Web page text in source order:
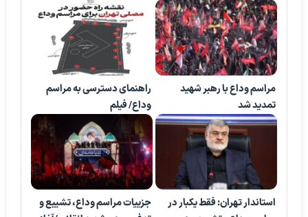
مراسم وداع با رهبر شهید
تمدید شد
راهنمای دسترسی به مراسم
وداع/ فیلم
استاندار تهران: فقط یکبار در
جزییات مراسم وداع، تشییع و